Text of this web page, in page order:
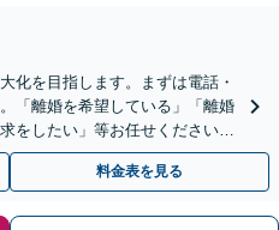
化を目指します。まずは電話・
「離婚を希望している」「離婚
をしたい」等お任せください。
料金表を見る